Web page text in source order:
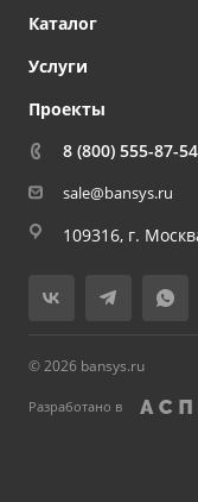
Каталог
Услуги
Проекты
8 (800) 555-87-54
sale@bansys.ru
109316, г.
© 2026 bansys.ru
Разработано в